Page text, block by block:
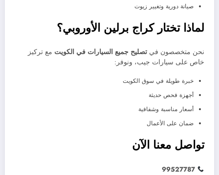
صيانة دورية وتغيير زيوت
لماذا تختار كراج برلين الأوروبي؟
نحن متخصصون في تصليح جميع السيارات في الكويت مع تركيز
خاص على سيارات جيب، ونوفر:
خبرة طويلة في سوق الكويت
أجهزة فحص حديثة
أسعار مناسبة وشفافية
ضمان على الأعمال
تواصل معنا الآن
99527787